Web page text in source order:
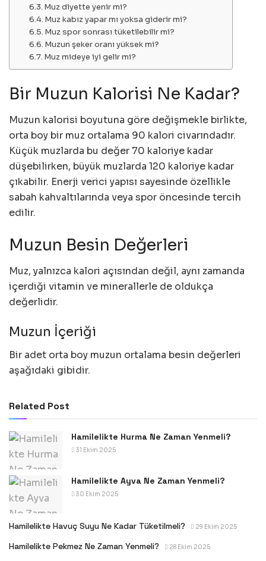
Muz diyette yenir mi?
Muz kabız yapar mı yoksa giderir mi?
Muz spor sonrası tüketilebilir mi?
Muzun şeker oranı yüksek mi?
Muz mideye iyi gelir mi?
Bir Muzun Kalorisi Ne Kadar?
Muzun kalorisi boyutuna göre değişmekle birlikte,
orta boy bir muz ortalama 90 kalori civarındadır.
Küçük muzlarda bu değer 70 kaloriye kadar
düşebilirken, büyük muzlarda 120 kaloriye kadar
çıkabilir. Enerji verici yapısı sayesinde özellikle
sabah kahvaltılarında veya spor öncesinde tercih
edilir.
Muzun Besin Değerleri
Muz, yalnızca kalori açısından değil, aynı zamanda
içerdiği vitamin ve minerallerle de oldukça
değerlidir.
Muzun İçeriği
Bir adet orta boy muzun ortalama besin değerleri
aşağıdaki gibidir.
Related Post
Hamilelikte Hurma Ne Zaman Yenmeli?
31 Ekim 2025
Hamilelikte Ayva Ne Zaman Yenmeli?
30 Ekim 2025
Hamilelikte Havuç Suyu Ne Kadar Tüketilmeli? 29 Ekim 2025
Hamilelikte Pekmez Ne Zaman Yenmeli? 28 Ekim 2025